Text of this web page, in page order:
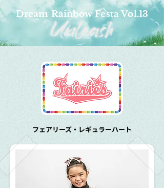
Dream Rainbow Festa Vol.13
フェアリーズ・レギュラーハート